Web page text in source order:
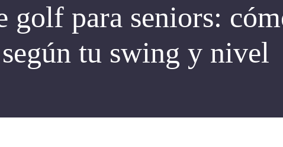
golf para seniors:
según tu swing y nivel